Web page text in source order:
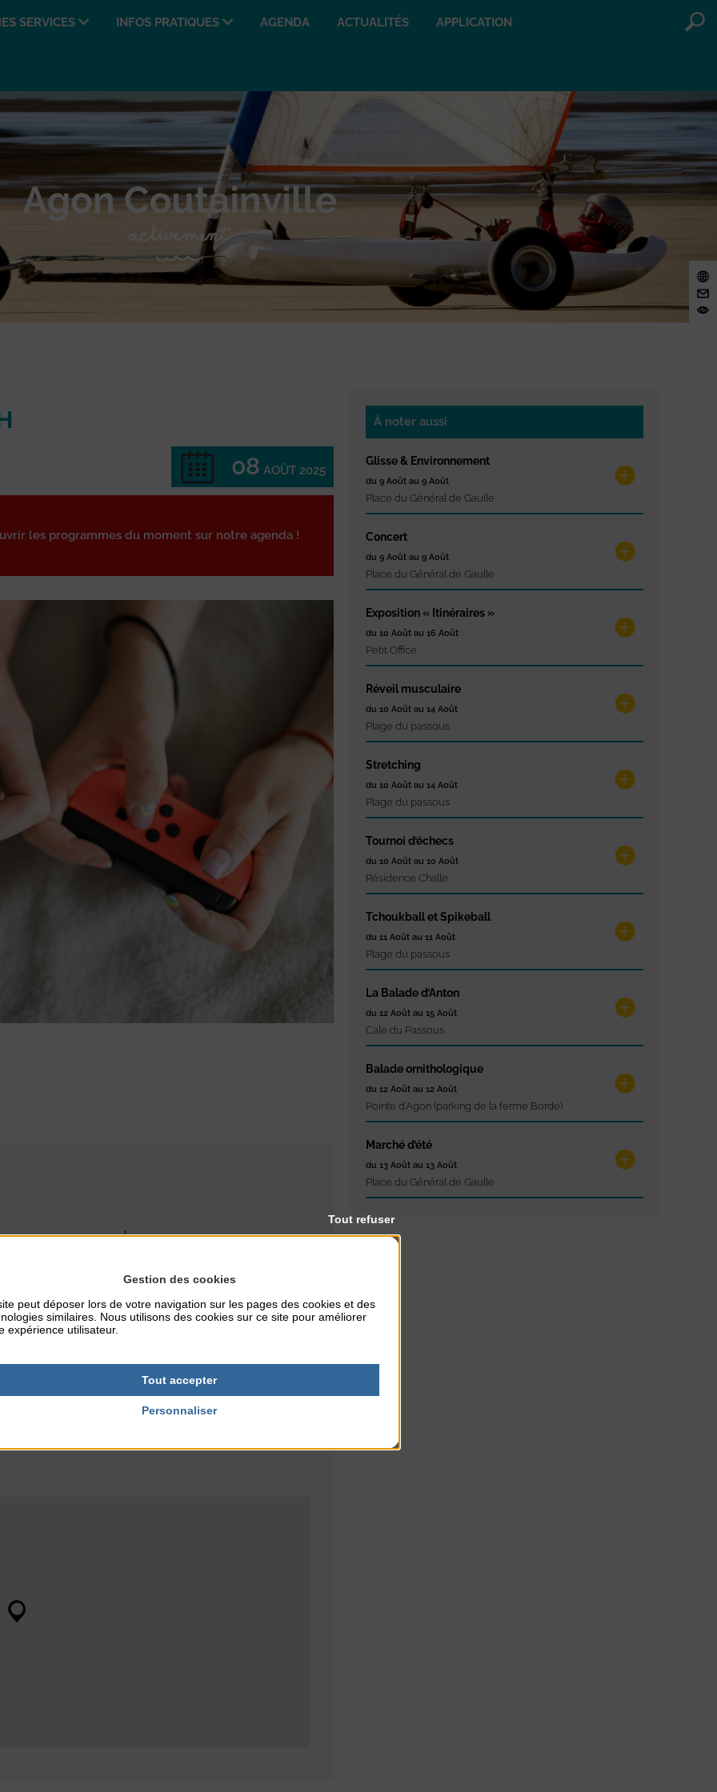
SERVICES INFOS PRATIQUES AGENDA ACTUALITÉS APPLICATION
08 AOÛT 2025
les programmes du moment sur notre agenda !
À noter aussi
Glisse & Environnement
du 9 Août au 9 Août
Place du Général de Gaulle
Concert
du 9 Août au 9 Août
Place du Général de Gaulle
Exposition « Itinéraires »
du 10 Août au 16 Août
Petit Office
Réveil musculaire
du 10 Août au 14 Août
Plage du passous
Stretching
du 10 Août au 14 Août
Plage du passous
Tournoi d’échecs
du 10 Août au 10 Août
Résidence Challe
Tchoukball et Spikeball
du 11 Août au 11 Août
Plage du passous
La Balade d’Anton
du 12 Août au 15 Août
Cale du Passous
Balade ornithologique
du 12 Août au 12 Août
Pointe d'Agon (parking de la ferme Borde)
Marché d’été
du 13 Août au 13 Août
Place du Général de Gaulle
Gestion des cookies
peut déposer lors de votre navigation sur les pages des cookies et des
similaires. Nous utilisons des cookies sur ce site pour améliorer
expérience utilisateur.
Tout accepter
Tout refuser
Personnaliser